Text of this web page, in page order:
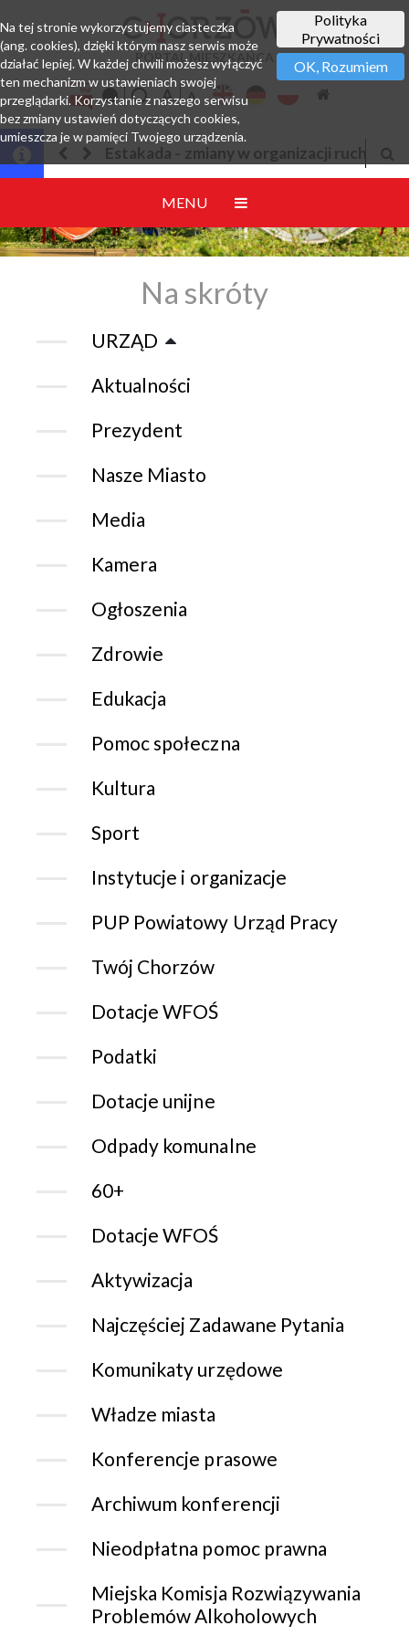
PORTAL MIESZKAŃCA
Estakada - zmiany w organizacji ruchu
MENU
Na skróty
URZĄD
Aktualności
Prezydent
Nasze Miasto
Media
Kamera
Ogłoszenia
Zdrowie
Edukacja
Pomoc społeczna
Kultura
Sport
Instytucje i organizacje
PUP Powiatowy Urząd Pracy
Twój Chorzów
Dotacje WFOŚ
Podatki
Dotacje unijne
Odpady komunalne
60+
Dotacje WFOŚ
Aktywizacja
Najczęściej Zadawane Pytania
Komunikaty urzędowe
Władze miasta
Konferencje prasowe
Archiwum konferencji
Nieodpłatna pomoc prawna
Miejska Komisja Rozwiązywania
Problemów Alkoholowych
Polityka
Prywatności
OK, Rozumiem
Na tej stronie wykorzystujemy ciasteczka
(ang. cookies), dzięki którym nasz serwis może
działać lepiej. W każdej chwili możesz wyłączyć
ten mechanizm w ustawieniach swojej
przeglądarki. Korzystanie z naszego serwisu
bez zmiany ustawień dotyczących cookies,
umieszcza je w pamięci Twojego urządzenia.